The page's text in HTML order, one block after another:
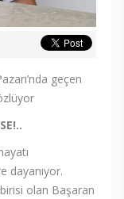
geçen
dayanıyor.
olan Başaran